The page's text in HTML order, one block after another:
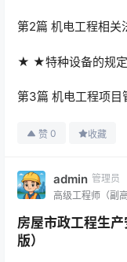
第2篇 机电工程相关
★ ★特种设备的规定
第3篇 机电工程项目
赞 0 收藏
admin 管理员
高级工程师（副高
房屋市政工程生
版）